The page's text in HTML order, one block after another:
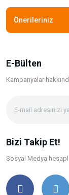
Önerileriniz
E-Bülten
Kampanyalar
Bizi Takip Et!
Sosyal Medya